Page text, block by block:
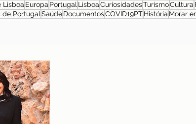
Lisboa Europa Portugal LisboaCuriosidadesTurismoCultura
de Portugal Saúde DocumentosCOVID19PT História Morar